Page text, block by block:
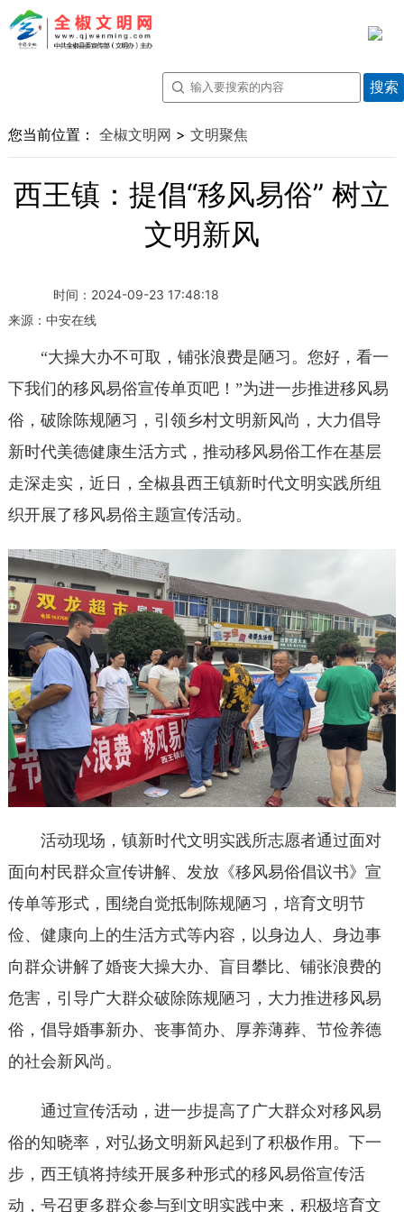
您当前位置： 全椒文明网 > 文明聚焦
西王镇：提倡“移风易俗” 树立
文明新风
时间： 2024-09-23 17:48:18
来源： 中安在线
“大操大办不可取，铺张浪费是陋习。您好，看一
下我们的移风易俗宣传单页吧！”为进一步推进移风易
俗，破除陈规陋习，引领乡村文明新风尚，大力倡导
新时代美德健康生活方式，推动移风易俗工作在基层
走深走实，近日，全椒县西王镇新时代文明实践所组
织开展了移风易俗主题宣传活动。
活动现场，镇新时代文明实践所志愿者通过面对
面向村民群众宣传讲解、发放《移风易俗倡议书》宣
传单等形式，围绕自觉抵制陈规陋习，培育文明节
俭、健康向上的生活方式等内容，以身边人、身边事
向群众讲解了婚丧大操大办、盲目攀比、铺张浪费的
危害，引导广大群众破除陈规陋习，大力推进移风易
俗，倡导婚事新办、丧事简办、厚养薄葬、节俭养德
的社会新风尚。
通过宣传活动，进一步提高了广大群众对移风易
俗的知晓率，对弘扬文明新风起到了积极作用。下一
步，西王镇将持续开展多种形式的移风易俗宣传活
动，号召更多群众参与到文明实践中来，积极培育文